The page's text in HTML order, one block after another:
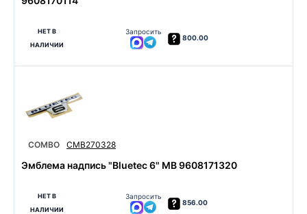
НЕТ В
НАЛИЧИИ
Запросить
800.00
COMBO CMB270328
Эмблема надпись "Bluetec 6" MB 9608171320
НЕТ В
НАЛИЧИИ
Запросить
856.00